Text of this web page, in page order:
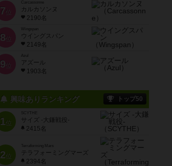
7 位
Carcassonne
カルカソンヌ
2190名
8 位
Wingspan
ウイングスパン
2149名
9 位
Azul
アズール
1903名
興味ありランキング トップ50
1位
SCYTHE
サイズ -大鎌戦役-
2415名
2位
Terraforming Mars
テラフォーミングマーズ
2394名